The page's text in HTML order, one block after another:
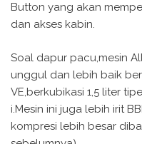
Button yang akan
dan akses kabin.
Soal dapur pacu,mesin
unggul dan lebih baik
VE,berkubikasi 1,5 liter
i.Mesin ini juga lebih irit
kompresi lebih besar